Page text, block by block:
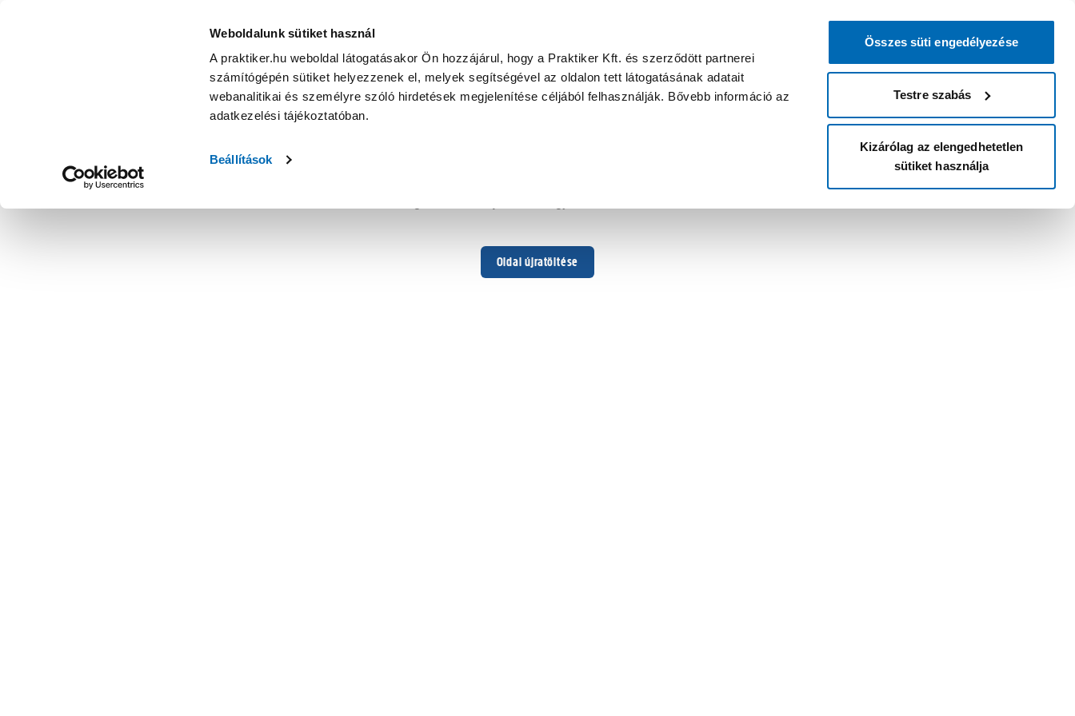
Weboldalunk sütiket használ
A praktiker.hu weboldal látogatásakor Ön hozzájárul, hogy a Praktiker Kft. és szerződött partnerei
számítógépén sütiket helyezzenek el, melyek segítségével az oldalon tett látogatásának adatait
webanalitikai és személyre szóló hirdetések megjelenítése céljából felhasználják. Bővebb információ az
adatkezelési tájékoztatóban.
Beállítások
Összes süti engedélyezése
Testre szabás
Kizárólag az elengedhetetlen
sütiket használja
Oldal újratöltése